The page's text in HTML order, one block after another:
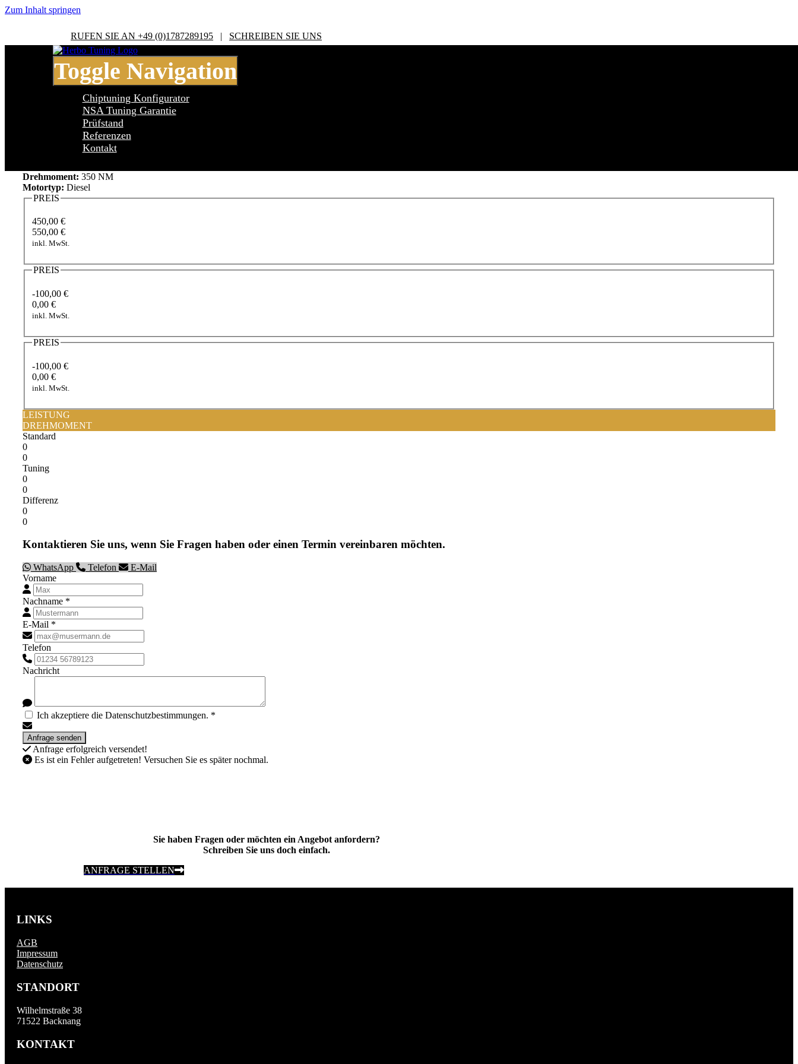
Zum Inhalt springen
RUFEN SIE AN +49 (0)1787289195 | SCHREIBEN SIE UNS
Toggle Navigation
Chiptuning Konfigurator
NSA Tuning Garantie
Prüfstand
Referenzen
Kontakt
Fiat Toro 2.0 MJET
Drehmoment: 350 NM
Motortyp: Diesel
PREIS
450,00 €
550,00 €
inkl. MwSt.
PREIS
-100,00 €
0,00 €
inkl. MwSt.
PREIS
-100,00 €
0,00 €
inkl. MwSt.
LEISTUNG
DREHMOMENT
Standard
0
0
Tuning
0
0
Differenz
0
0
Kontaktieren Sie uns, wenn Sie Fragen haben oder einen Termin vereinbaren möchten.
WhatsApp Telefon
E-Mail
Vorname
Nachname *
E-Mail *
Telefon
Nachricht
Ich akzeptiere die Datenschutzbestimmungen. *
Anfrage erfolgreich versendet!
Es ist ein Fehler aufgetreten! Versuchen Sie es später nochmal.
Sie haben Fragen oder möchten ein Angebot anfordern?
Schreiben Sie uns doch einfach.
ANFRAGE STELLEN
LINKS
AGB
Impressum
Datenschutz
STANDORT
Wilhelmstraße 38
71522 Backnang
KONTAKT